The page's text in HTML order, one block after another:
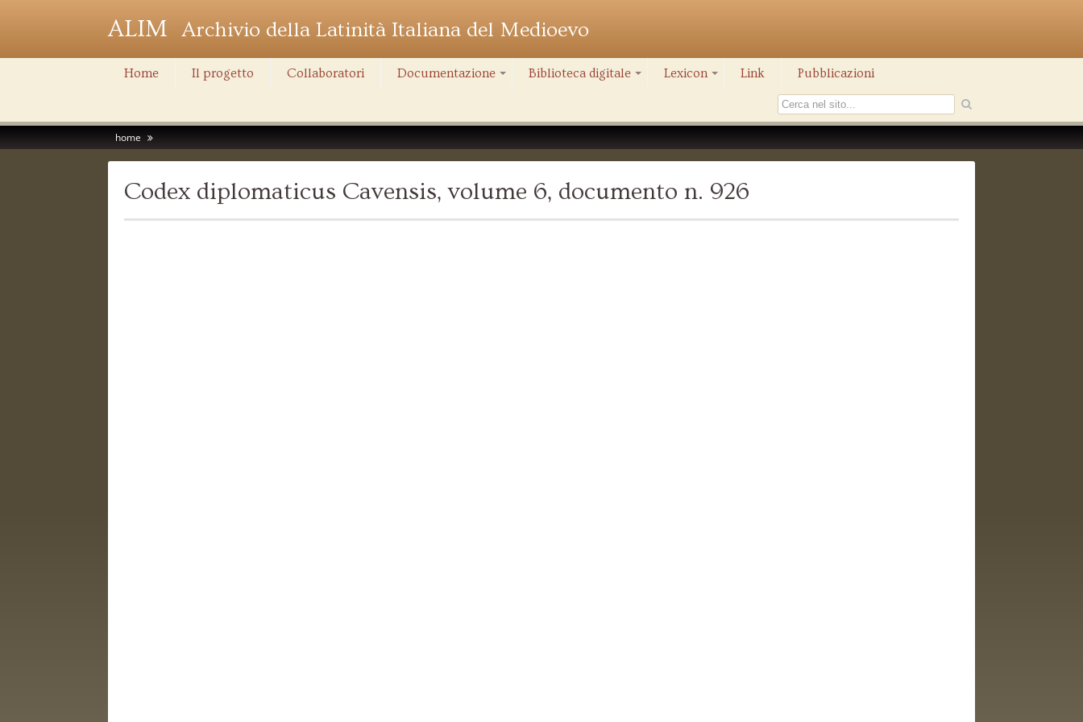
ALIM Archivio della Latinità Italiana del Medioevo
Home Il progetto Collaboratori Documentazione Biblioteca digitale Lexicon Link Pubblicazioni
home
Codex diplomaticus Cavensis, volume 6, documento n. 926